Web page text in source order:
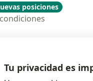
posiciones
Tu privacidad es